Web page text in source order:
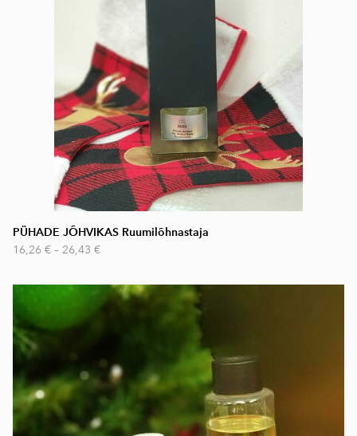
PÜHADE JÕHVIKAS Ruumilõhnastaja
16,26 € – 26,43 €